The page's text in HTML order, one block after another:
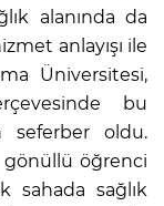
alanında da
anlayışı ile
Üniversitesi,
bu
seferber oldu.
gönüllü öğrenci
sahada sağlık